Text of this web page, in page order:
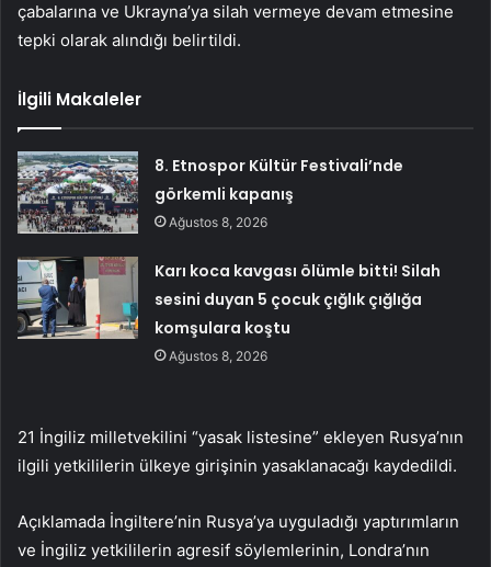
çabalarına ve Ukrayna’ya silah vermeye devam etmesine
tepki olarak alındığı belirtildi.
İlgili Makaleler
8. Etnospor Kültür Festivali’nde
görkemli kapanış
Ağustos 8, 2026
Karı koca kavgası ölümle bitti! Silah
sesini duyan 5 çocuk çığlık çığlığa
komşulara koştu
Ağustos 8, 2026
21 İngiliz milletvekilini “yasak listesine” ekleyen Rusya’nın
ilgili yetkililerin ülkeye girişinin yasaklanacağı kaydedildi.
Açıklamada İngiltere’nin Rusya’ya uyguladığı yaptırımların
ve İngiliz yetkililerin agresif söylemlerinin, Londra’nın